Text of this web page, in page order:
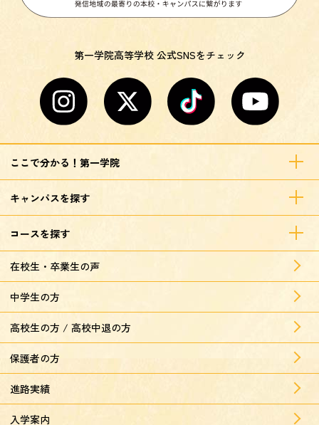
第一学院高等学校 公式SNSをチェック
ここで分かる！第一学院
キャンパスを探す
コースを探す
在校生・卒業生の声
中学生の方
高校生の方 / 高校中退の方
保護者の方
進路実績
入学案内